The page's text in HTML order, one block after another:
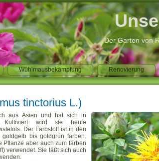
Der Garten von
Wühlmausbekämpfung Renovierung
tinctorius L.)
aus Asien und hat sich in
Kultiviert wird sie heute
Der Farbstoff ist in den
bis goldgrün färben.
Pflanze aber auch zum färben
verwendet. Sie läßt sich auch